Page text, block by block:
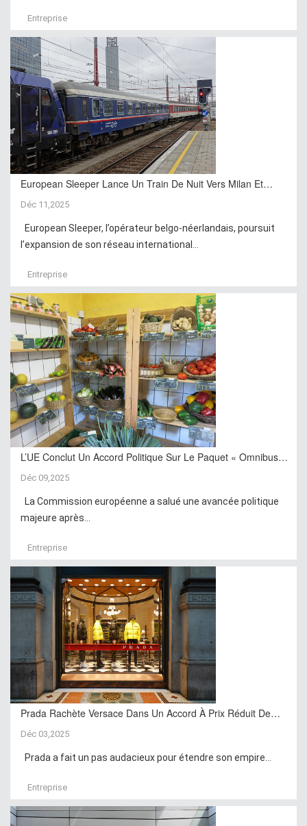
Entreprise
European Sleeper Lance Un Train De Nuit Vers Milan Et…
Déc 11,2025
European Sleeper, l’opérateur belgo-néerlandais, poursuit
l’expansion de son réseau international...
Entreprise
L’UE Conclut Un Accord Politique Sur Le Paquet « Omnibus…
Déc 09,2025
La Commission européenne a salué une avancée politique
majeure après...
Entreprise
Prada Rachète Versace Dans Un Accord À Prix Réduit De…
Déc 03,2025
Prada a fait un pas audacieux pour étendre son empire...
Entreprise